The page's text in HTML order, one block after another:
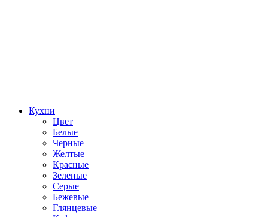
Кухни
Цвет
Белые
Черные
Желтые
Красные
Зеленые
Серые
Бежевые
Глянцевые